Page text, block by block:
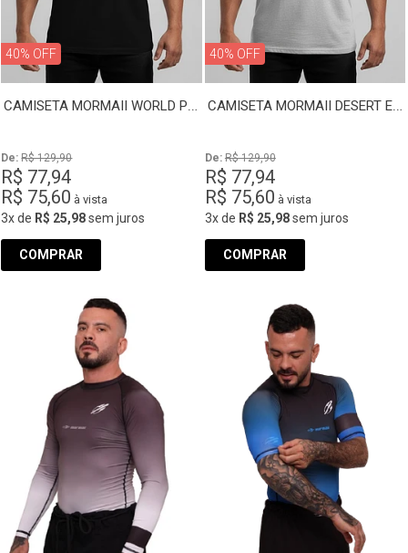
40% OFF
CAMISETA MORMAII WORLD PRO SPHERE
De: R$ 129,90
R$ 77,94
R$ 75,60 à vista
3xde R$ 25,98sem juros
COMPRAR
40% OFF
CAMISETA MORMAII DESERT EAGLE PRO
De: R$ 129,90
R$ 77,94
R$ 75,60 à vista
3xde R$ 25,98sem juros
COMPRAR